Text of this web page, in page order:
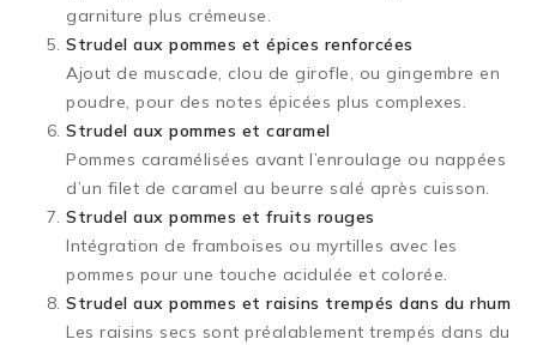
garniture plus crémeuse.
Strudel aux pommes et épices renforcées
Ajout de muscade, clou de girofle, ou gingembre en
poudre, pour des notes épicées plus complexes.
Strudel aux pommes et caramel
Pommes caramélisées avant l’enroulage ou nappées
d’un filet de caramel au beurre salé après cuisson.
Strudel aux pommes et fruits rouges
Intégration de framboises ou myrtilles avec les
pommes pour une touche acidulée et colorée.
Strudel aux pommes et raisins trempés dans du rhum
Les raisins secs sont préalablement trempés dans du